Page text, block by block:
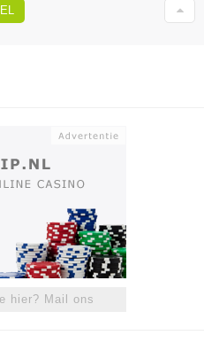
hier? Mail ons